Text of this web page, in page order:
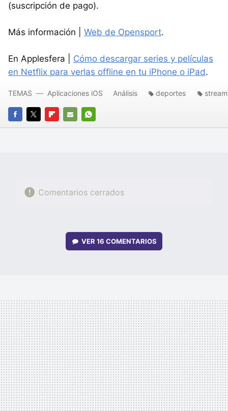
(suscripción de pago).
Más información | Web de Opensport.
En Applesfera | Cómo descargar series y películas
en Netflix para verlas offline en tu iPhone o iPad.
FACEBOOK
TWITTERFLIPBOARD
E-
WHATSAPP
TEMAS Aplicaciones iOS Análisis deportes
Comentarios cerrados
VER 16 COMENTARIOS